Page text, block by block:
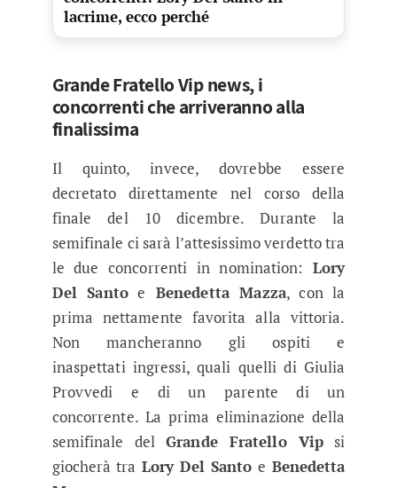
lacrime, ecco perché
Grande Fratello Vip news, i
concorrenti che arriveranno alla
finalissima
Il quinto, invece, dovrebbe essere
decretato direttamente nel corso della
finale del 10 dicembre. Durante la
semifinale ci sarà l’attesissimo verdetto tra
le due concorrenti in nomination:Lory
Del Santoe Benedetta Mazza, con la
prima nettamente favorita alla vittoria.
Non mancheranno gli ospiti e
inaspettati ingressi, quali quelli di Giulia
Provvedi e di un parente di un
concorrente. La prima eliminazione della
semifinale delGrande Fratello Vip si
giocherà tra Lory Del Santo e Benedetta